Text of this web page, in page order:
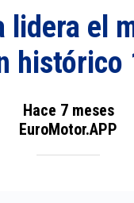
lidera el
histórico
Hace 7 meses
EuroMotor.APP